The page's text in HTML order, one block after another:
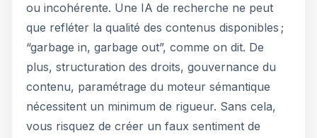
ou incohérente. Une IA de recherche ne peut
que refléter la qualité des contenus disponibles ;
“garbage in, garbage out”, comme on dit. De
plus, structuration des droits, gouvernance du
contenu, paramétrage du moteur sémantique
nécessitent un minimum de rigueur. Sans cela,
vous risquez de créer un faux sentiment de